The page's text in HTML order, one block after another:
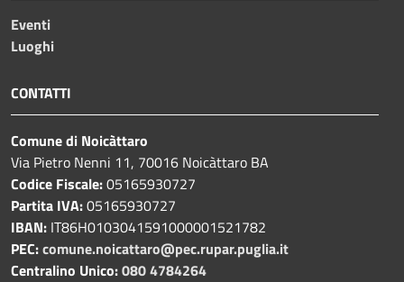
Eventi
Luoghi
CONTATTI
Comune di Noicàttaro
Via Pietro Nenni 11, 70016 Noicàttaro BA
Codice Fiscale:05165930727
Partita IVA:05165930727
IBAN: IT86H0103041591000001521782
PEC:comune.noicattaro@pec.rupar.puglia.it
Centralino Unico:080 4784264